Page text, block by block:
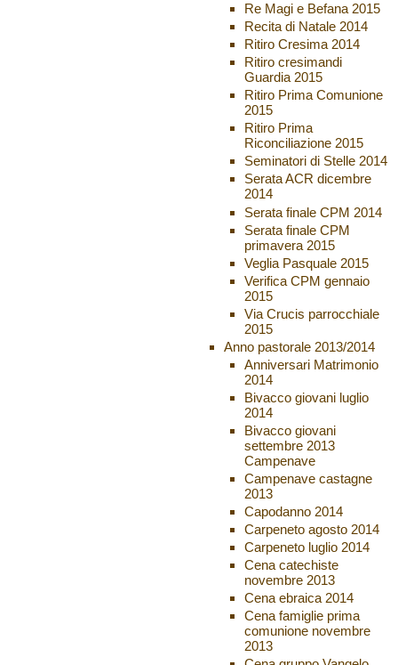
Re Magi e Befana 2015
Recita di Natale 2014
Ritiro Cresima 2014
Ritiro cresimandi
Guardia 2015
Ritiro Prima Comunione
2015
Ritiro Prima
Riconciliazione 2015
Seminatori di Stelle 2014
Serata ACR dicembre
2014
Serata finale CPM 2014
Serata finale CPM
primavera 2015
Veglia Pasquale 2015
Verifica CPM gennaio
2015
Via Crucis parrocchiale
2015
Anno pastorale 2013/2014
Anniversari Matrimonio
2014
Bivacco giovani luglio
2014
Bivacco giovani
settembre 2013
Campenave
Campenave castagne
2013
Capodanno 2014
Carpeneto agosto 2014
Carpeneto luglio 2014
Cena catechiste
novembre 2013
Cena ebraica 2014
Cena famiglie prima
comunione novembre
2013